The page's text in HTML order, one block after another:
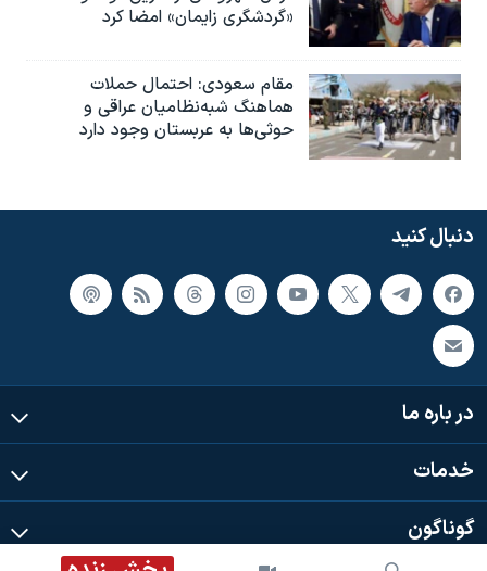
«گردشگری زایمان» امضا کرد
مقام سعودی: احتمال حملات
هماهنگ شبه‌نظامیان عراقی و
حوثی‌ها به عربستان وجود دارد
دنبال کنید
در باره ما
خدمات
گوناگون